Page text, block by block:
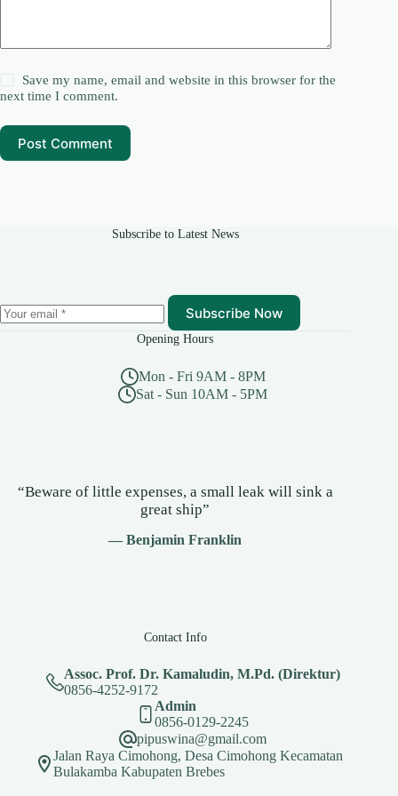
Save my name, email and website in this browser for the
next time I comment.
Post Comment
Subscribe to Latest News
Subscribe Now
Opening Hours
Mon - Fri 9AM - 8PM
Sat - Sun 10AM - 5PM
“Beware of little expenses, a small leak will sink a
great ship”
— Benjamin Franklin
Contact Info
Assoc. Prof. Dr. Kamaludin, M.Pd. (Direktur)
0856-4252-9172
Admin
0856-0129-2245
pipuswina@gmail.com
Jalan Raya Cimohong, Desa Cimohong Kecamatan
Bulakamba Kabupaten Brebes